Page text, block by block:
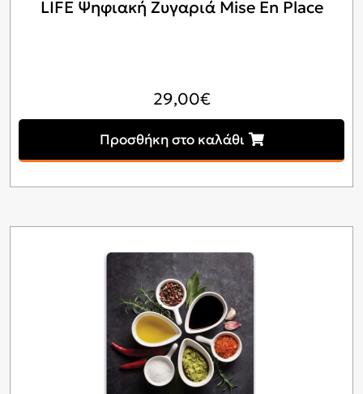
LIFE Ψηφιακή Ζυγαριά Mise En Place
29,00€
Προσθήκη στο καλάθι